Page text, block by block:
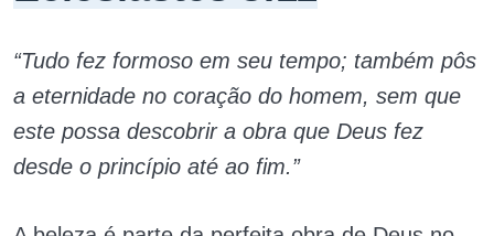
“Tudo fez formoso em seu tempo; também pôs
a eternidade no coração do homem, sem que
este possa descobrir a obra que Deus fez
desde o princípio até ao fim.”